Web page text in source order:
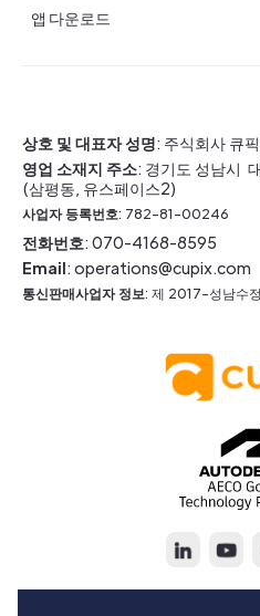
앱 다운로드
상호 및 대표자 성명: 주식회사 큐
영업 소재지 주소: 경기도 성남시
(삼평동, 유스페이스2)
사업자 등록번호: 782-81-00246
전화번호: 070-4168-8595
Email: operations@cupix.com
통신판매사업자 정보: 제 2017-성남수